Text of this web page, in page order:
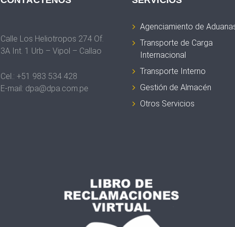
Calle Los Heliotropos 274 Of.
3A Int. 1 Urb – Vipol – Callao
Cel.: +51 983 534 428
E-mail: dpa@dpa.com.pe
Agenciamiento de
Transporte de Carga
Internacional
Transporte Interno
Gestión de Almacén
Otros Servicios